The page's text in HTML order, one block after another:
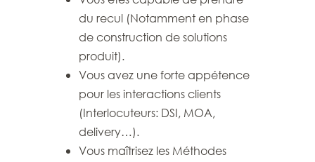
du recul (Notamment en phase
de construction de solutions
produit).
Vous avez une forte appétence
pour les interactions clients
(Interlocuteurs: DSI, MOA,
delivery…).
Vous maîtrisez les Méthodes